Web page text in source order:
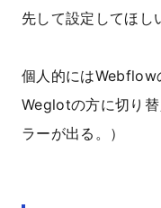
先して設定してほし
個人的にはWebflow
Weglotの方に切り
ラーが出る。）